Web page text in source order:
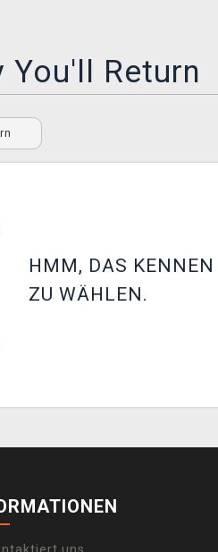
You'll Return
HMM, DAS KENNEN
ZU WÄHLEN.